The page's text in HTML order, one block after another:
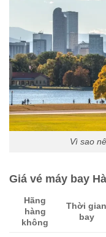
Vì sao
Giá vé máy bay
Hãng
hàng
không
Thời gian
bay